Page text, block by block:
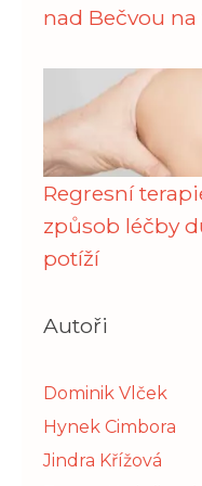
nad Bečvou na
Regresní
způsob léčby
potíží
Autoři
Dominik Vlček
Hynek Cimbora
Jindra Křížová